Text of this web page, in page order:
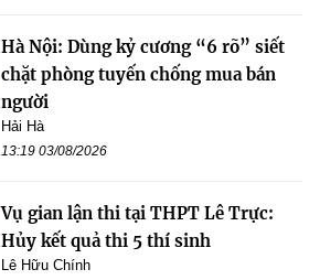
Hà Nội: Dùng kỷ cương “6 rõ” siết
chặt phòng tuyến chống mua bán
người
Hải Hà
13:19 03/08/2026
Vụ gian lận thi tại THPT Lê Trực:
Hủy kết quả thi 5 thí sinh
Lê Hữu Chính